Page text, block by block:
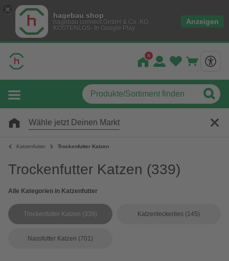
hagebau shop
hagebau connect GmbH & Co. KG
KOSTENLOS- In Google Play
Anzeigen
Wähle jetzt Deinen Markt
Katzenfutter Trockenfutter Katzen
Trockenfutter Katzen (339)
Alle Kategorien in Katzenfutter
Trockenfutter Katzen (339) Katzenleckerlies (145)
Nassfutter Katzen (701)